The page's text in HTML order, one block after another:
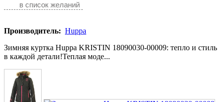
в список желаний
Производитель: Huppa
Зимняя куртка Huppa KRISTIN 18090030-00009: тепло и стиль
в каждой детали!Теплая моде...